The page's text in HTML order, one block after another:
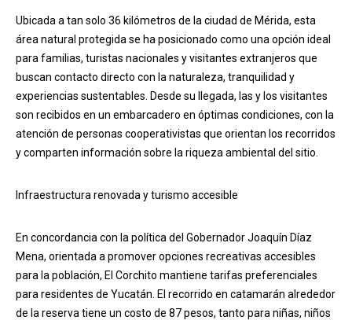
Ubicada a tan solo 36 kilómetros de la ciudad de Mérida, esta
área natural protegida se ha posicionado como una opción ideal
para familias, turistas nacionales y visitantes extranjeros que
buscan contacto directo con la naturaleza, tranquilidad y
experiencias sustentables. Desde su llegada, las y los visitantes
son recibidos en un embarcadero en óptimas condiciones, con la
atención de personas cooperativistas que orientan los recorridos
y comparten información sobre la riqueza ambiental del sitio.
Infraestructura renovada y turismo accesible
En concordancia con la política del Gobernador Joaquín Díaz
Mena, orientada a promover opciones recreativas accesibles
para la población, El Corchito mantiene tarifas preferenciales
para residentes de Yucatán. El recorrido en catamarán alrededor
de la reserva tiene un costo de 87 pesos, tanto para niñas, niños